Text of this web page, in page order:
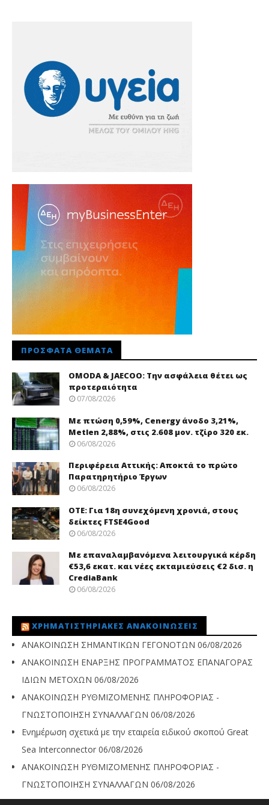
ΠΡΌΣΦΑΤΑ ΘΈΜΑΤΑ
OMODA & JAECOO: Την ασφάλεια θέτει ως
προτεραιότητα
07/08/2026
Με πτώση 0,59%, Cenergy άνοδο 3,21%,
Metlen 2,88%, στις 2.608 μον. τζίρο 320 εκ.
06/08/2026
Περιφέρεια Αττικής: Αποκτά το πρώτο
Παρατηρητήριο Έργων
06/08/2026
ΟΤΕ: Για 18η συνεχόμενη χρονιά, στους
δείκτες FTSE4Good
06/08/2026
Με επαναλαμβανόμενα λειτουργικά κέρδη
€53,6 εκατ. και νέες εκταμιεύσεις €2 δισ. η
CrediaBank
06/08/2026
ΧΡΗΜΑΤΙΣΤΗΡΙΑΚΈΣ ΑΝΑΚΟΙΝΏΣΕΙΣ
ΑΝΑΚΟΙΝΩΣΗ ΣΗΜΑΝΤΙΚΩΝ ΓΕΓΟΝΟΤΩΝ 06/08/2026
ΑΝΑΚΟΙΝΩΣΗ ΕΝΑΡΞΗΣ ΠΡΟΓΡΑΜΜΑΤΟΣ ΕΠΑΝΑΓΟΡΑΣ
ΙΔΙΩΝ ΜΕΤΟΧΩΝ 06/08/2026
ΑΝΑΚΟΙΝΩΣΗ ΡΥΘΜΙΖΟΜΕΝΗΣ ΠΛΗΡΟΦΟΡΙΑΣ -
ΓΝΩΣΤΟΠΟΙΗΣΗ ΣΥΝΑΛΛΑΓΩΝ 06/08/2026
Ενημέρωση σχετικά με την εταιρεία ειδικού σκοπού Great
Sea Interconnector 06/08/2026
ΑΝΑΚΟΙΝΩΣΗ ΡΥΘΜΙΖΟΜΕΝΗΣ ΠΛΗΡΟΦΟΡΙΑΣ -
ΓΝΩΣΤΟΠΟΙΗΣΗ ΣΥΝΑΛΛΑΓΩΝ 06/08/2026